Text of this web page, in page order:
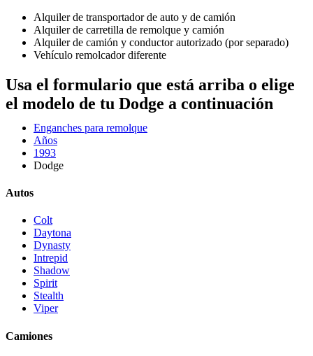
Alquiler de transportador de auto y de camión
Alquiler de carretilla de remolque y camión
Alquiler de camión y conductor autorizado (por separado)
Vehículo remolcador diferente
Usa el formulario que está arriba o elige
el modelo de tu Dodge a continuación
Enganches para remolque
Años
1993
Dodge
Autos
Colt
Daytona
Dynasty
Intrepid
Shadow
Spirit
Stealth
Viper
Camiones